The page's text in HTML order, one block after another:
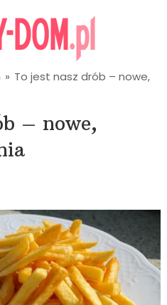
» To jest nasz drób – nowe,
– nowe,